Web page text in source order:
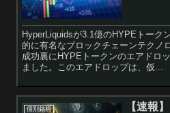
HyperLiquidsが3.1億のHYPEトーク
的に有名なブロックチェーンテクノ
成功裏にHYPEトークンのエアドロ
ました。このエアドロップは、仮...
個別銘柄 【速報